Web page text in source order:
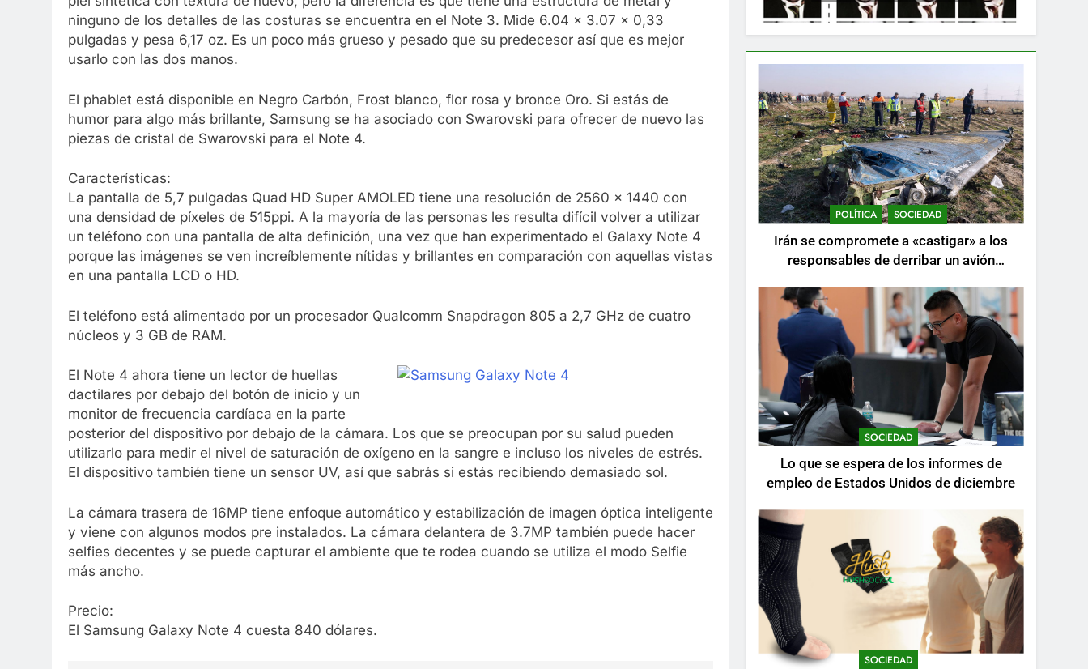
ninguno de los detalles de las costuras se encuentra en el Note 3. Mide 6.04 x 3.07 x 0,33
pulgadas y pesa 6,17 oz. Es un poco más grueso y pesado que su predecesor así que es mejor
usarlo con las dos manos.
El phablet está disponible en Negro Carbón, Frost blanco, flor rosa y bronce Oro. Si estás de
humor para algo más brillante, Samsung se ha asociado con Swarovski para ofrecer de nuevo las
piezas de cristal de Swarovski para el Note 4.
Características:
La pantalla de 5,7 pulgadas Quad HD Super AMOLED tiene una resolución de 2560 x 1440 con
una densidad de píxeles de 515ppi. A la mayoría de las personas les resulta difícil volver a utilizar
un teléfono con una pantalla de alta definición, una vez que han experimentado el Galaxy Note 4
porque las imágenes se ven increíblemente nítidas y brillantes en comparación con aquellas vistas
en una pantalla LCD o HD.
El teléfono está alimentado por un procesador Qualcomm Snapdragon 805 a 2,7 GHz de cuatro
núcleos y 3 GB de RAM.
El Note 4 ahora tiene un lector de huellas
dactilares por debajo del botón de inicio y un
monitor de frecuencia cardíaca en la parte
posterior del dispositivo por debajo de la cámara. Los que se preocupan por su salud pueden
utilizarlo para medir el nivel de saturación de oxígeno en la sangre e incluso los niveles de estrés.
El dispositivo también tiene un sensor UV, así que sabrás si estás recibiendo demasiado sol.
La cámara trasera de 16MP tiene enfoque automático y estabilización de imagen óptica inteligente
y viene con algunos modos pre instalados. La cámara delantera de 3.7MP también puede hacer
selfies decentes y se puede capturar el ambiente que te rodea cuando se utiliza el modo Selfie
más ancho.
Precio:
El Samsung Galaxy Note 4 cuesta 840 dólares.
POLÍTICA SOCIEDAD
Irán se compromete a «castigar» a los
responsables de derribar un avión
SOCIEDAD
Lo que se espera de los informes de
empleo de Estados Unidos de diciembre
SOCIEDAD